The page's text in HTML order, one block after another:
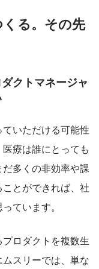
る。その先
クトマネージャ
いただける可能性
療は誰にとっても
多くの非効率や課
とができれば、社
ています。
ロダクトを複数生
スリーでは、単な